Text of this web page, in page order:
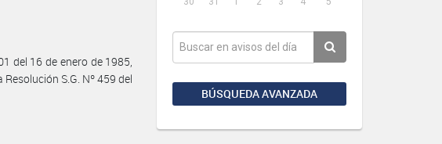
BÚSQUEDA AVANZADA
del 16 de enero de 1985,
S.G. Nº 459 del